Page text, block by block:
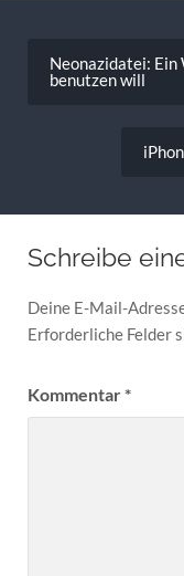
Neonazidatei: Ein
benutzen will
Schreibe
Deine E-Mail-
Erforderliche Felder
Kommentar*